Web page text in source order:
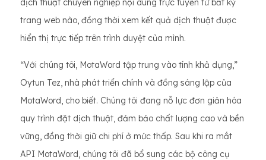
dịch thuật chuyên nghiệp nội dung trực tuyến từ bất kỳ
trang web nào, đồng thời xem kết quả dịch thuật được
hiển thị trực tiếp trên trình duyệt của mình.
“Với chúng tôi, MotaWord tập trung vào tính khả dụng,”
Oytun Tez, nhà phát triển chính và đồng sáng lập của
MotaWord, cho biết. Chúng tôi đang nỗ lực đơn giản hóa
quy trình đặt dịch thuật, đảm bảo chất lượng cao và bền
vững, đồng thời giữ chi phí ở mức thấp. Sau khi ra mắt
API MotaWord, chúng tôi đã bổ sung các bộ công cụ